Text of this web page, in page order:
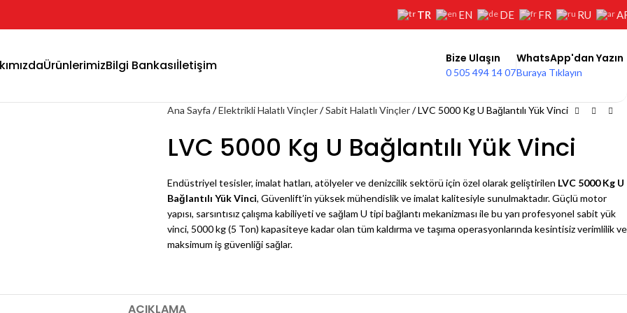
TR EN DE FR RU
ÜrünlerimizBilgi Bankasıİletişim Bize Ulaşın
0 505 494 14 07
WhatsApp'dan Yazın
Buraya Tıklayın
Ana Sayfa Elektrikli Halatlı Vinçler Sabit Halatlı Vinçler LVC 5000 Kg U Bağlantılı Yük Vinci
LVC 5000 Kg U Bağlantılı Yük Vinci
Endüstriyel tesisler, imalat hatları, atölyeler ve denizcilik sektörü için özel olarak geliştirilen LVC 5000 Kg U
Bağlantılı Yük Vinci, Güvenlift’in yüksek mühendislik ve imalat kalitesiyle sunulmaktadır. Güçlü motor
yapısı, sarsıntısız çalışma kabiliyeti ve sağlam U tipi bağlantı mekanizması ile bu yarı profesyonel sabit yük
vinci, 5000 kg (5 Ton) kapasiteye kadar olan tüm kaldırma ve taşıma operasyonlarında kesintisiz verimlilik ve
maksimum iş güvenliği sağlar.
AÇIKLAMA